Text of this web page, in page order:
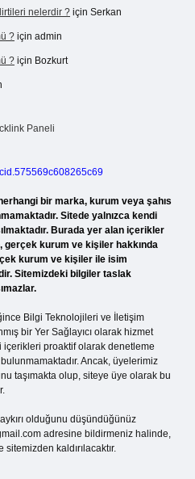
nelerdir ? için Serkan
? için admin
? için Bozkurt
bir marka, kurum veya şahıs
Sitede yalnızca kendi
Burada yer alan içerikler
gerçek kurum ve kişiler hakkında
kurum ve kişiler ile isim
Sitemizdeki bilgiler taslak
Bilgi Teknolojileri ve İletişim
bir Yer Sağlayıcı olarak hizmet
proaktif olarak denetleme
Ancak, üyelerimiz
taşımakta olup, siteye üye olarak bu
olduğunu düşündüğünüz
adresine bildirmeniz halinde,
kaldırılacaktır.